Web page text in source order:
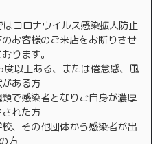
はコロナウイルス感染拡大防止
お客様のご来店をお断りさせ
ります。
以上ある、または倦怠感、風
ある方
で感染者となりご自身が濃厚
れた方
、その他団体から感染者が出
方